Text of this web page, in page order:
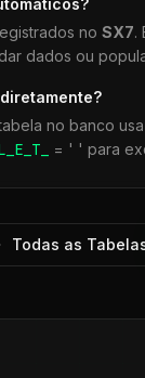
no SX7.
dados ou
no banco
= ' ' para
Todas as